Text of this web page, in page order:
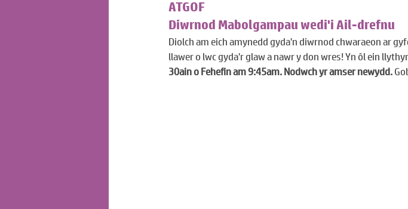
ATGOF
Diwrnod Mabolgampau wedi'i Ail-drefnu
Diolch am eich amynedd gyda'n diwrnod chwaraeon ar
llawer o lwc gyda'r glaw a nawr y don wres! Yn ôl ein
30ain o Fehefin am 9:45am. Nodwch yr amser newydd.